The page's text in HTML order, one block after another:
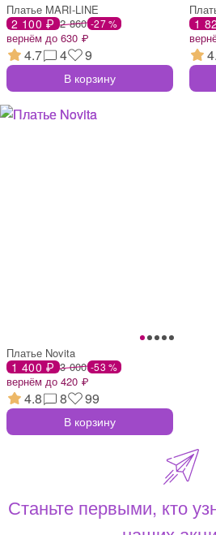
Платье MARI-LINE
2 100 ₽ 2 860 -27 %
вернём до 630 ₽
4.7 4 9
В корзину
1
Платье Novita
1 400 ₽ 3 000 -53 %
вернём до 420 ₽
4.8 8 99
В корзину
Станьте первыми, кто